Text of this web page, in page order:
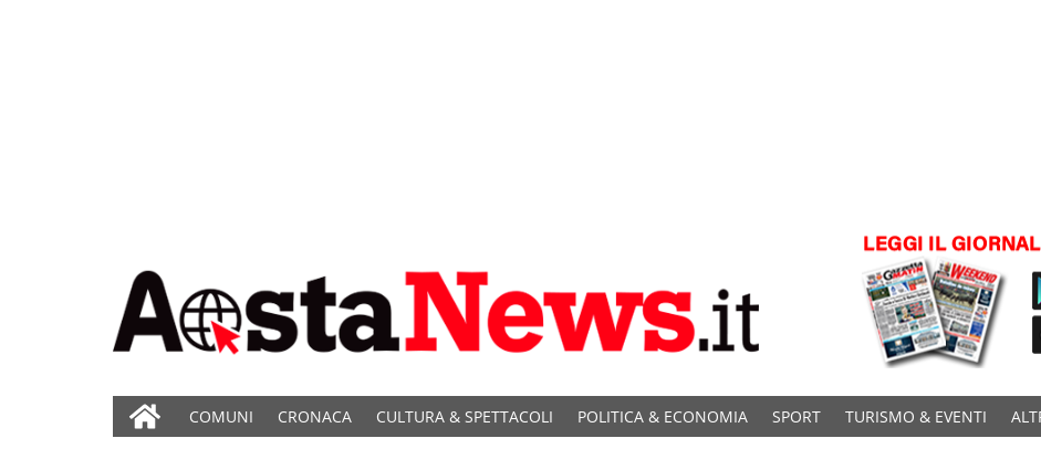
COMUNI CRONACA CULTURA & SPETTACOLI POLITICA & ECONOMIA SPORT TURISMO & EVENTI